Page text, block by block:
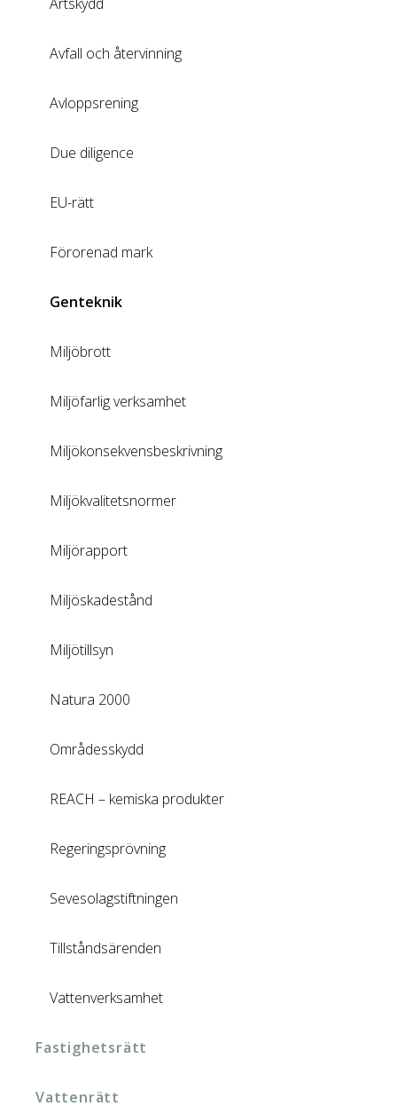
Avfall och återvinning
Avloppsrening
Due diligence
EU-rätt
Förorenad mark
Genteknik
Miljöbrott
Miljöfarlig verksamhet
Miljökonsekvensbeskrivning
Miljökvalitetsnormer
Miljörapport
Miljöskadestånd
Miljötillsyn
Natura 2000
Områdesskydd
REACH – kemiska produkter
Regeringsprövning
Sevesolagstiftningen
Tillståndsärenden
Vattenverksamhet
Fastighetsrätt
Vattenrätt